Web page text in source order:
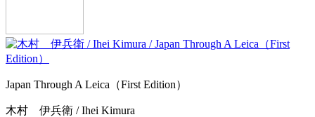
Japan Through A Leica（First Edition）
木村 伊兵衛 / Ihei Kimura